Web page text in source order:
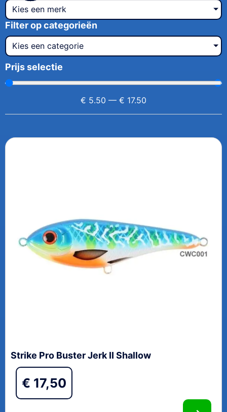
Kies een merk
Filter op categorieën
Kies een categorie
Prijs selectie
€ 5.50 — € 17.50
Strike Pro Buster Jerk II Shallow
€ 17,50